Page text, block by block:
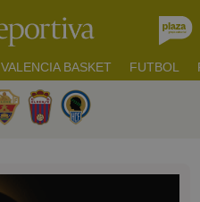
VALENCIA BASKET FUTBOL